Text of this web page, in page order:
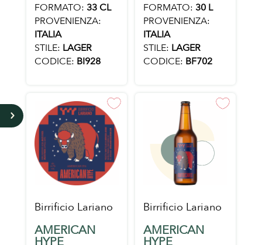
5
FORMATO: 33 CL
PROVENIENZA:
ITALIA
STILE: LAGER
CODICE: BI928
FORMATO: 30 L
PROVENIENZA:
ITALIA
STILE: LAGER
CODICE: BF702
Birrificio Lariano
AMERICAN
HYPE
Birrificio Lariano
AMERICAN
HYPE